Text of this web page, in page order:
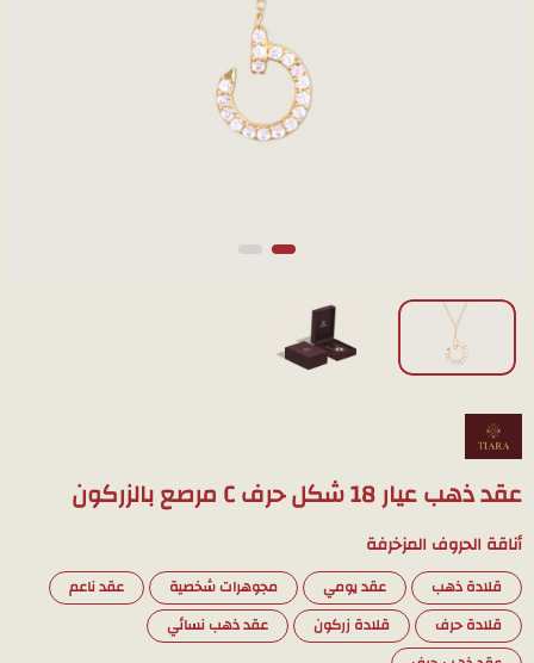
عقد ذهب عيار 18 شكل حرف C مرصع بالزركون
أناقة الحروف المزخرفة
قلادة ذهب عقد يومي مجوهرات شخصية
عقد ناعم
قلادة حرف
قلادة زركون
عقد ذهب نسائي